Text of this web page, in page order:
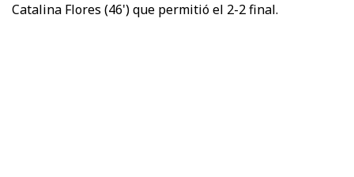
Catalina Flores (46') que permitió el 2-2 final.